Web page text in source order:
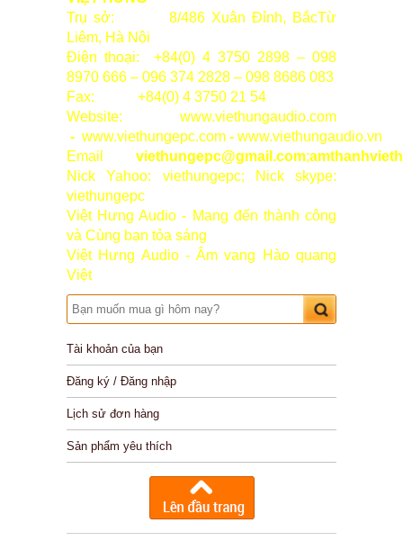
Trụ sở: 8/486 Xuân Đỉnh, BắcTừ
Liêm, Hà Nội
Điện thoại: +84(0) 4 3750 2898 – 098
8970 666 – 096 374 2828 – 098 8686 083
Fax: +84(0) 4 3750 21 54
Website: www.viethungaudio.com
- www.viethungepc.com - www.viethungaudio.vn
Email viethungepc@gmail.com;
Nick Yahoo: viethungepc; Nick skype:
viethungepc
Việt Hưng Audio - Mang đến thành công
và Cùng bạn tỏa sáng
Việt Hưng Audio - Âm vang Hào quang
Việt
Tài khoản của bạn
Đăng ký / Đăng nhập
Lịch sử đơn hàng
Sản phẩm yêu thích